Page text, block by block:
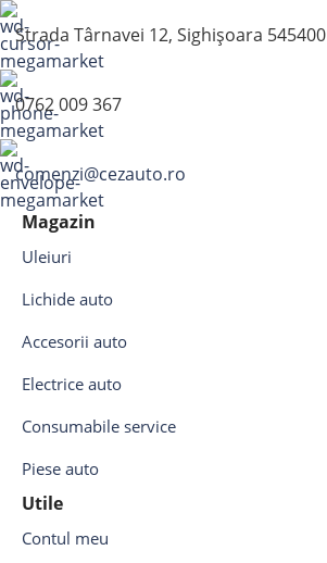
Strada Târnavei 12, Sighișoara 545400
0762 009 367
comenzi@cezauto.ro
Magazin
Uleiuri
Lichide auto
Accesorii auto
Electrice auto
Consumabile service
Piese auto
Utile
Contul meu